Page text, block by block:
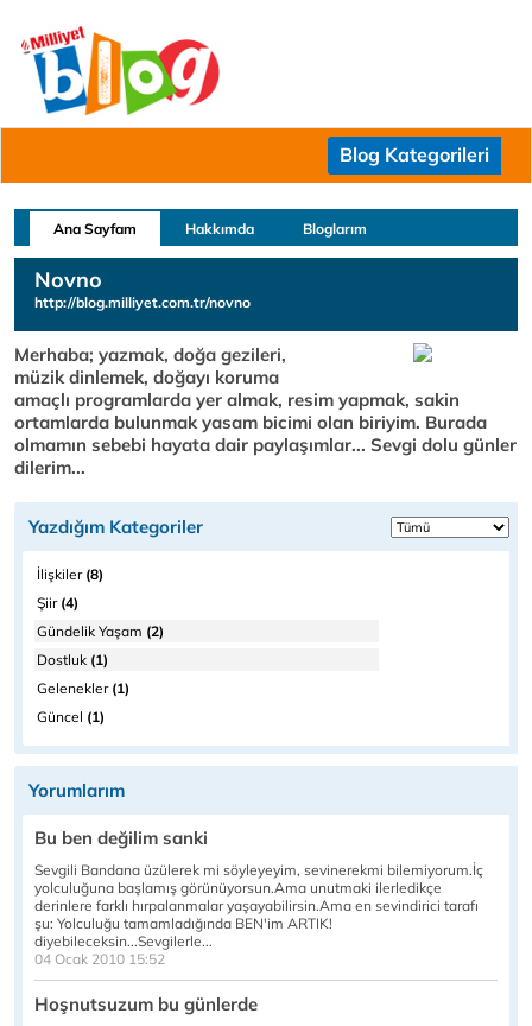
Blog Kategorileri
Ana Sayfam Hakkımda Bloglarım
Novno
http://blog.milliyet.com.tr/novno
Merhaba; yazmak, doğa gezileri,
müzik dinlemek, doğayı koruma
amaçlı programlarda yer almak, resim yapmak, sakin
ortamlarda bulunmak yasam bicimi olan biriyim. Burada
olmamın sebebi hayata dair paylaşımlar... Sevgi dolu günler
dilerim...
Yazdığım Kategoriler
İlişkiler(8)
Şiir(4)
Gündelik Yaşam (2)
Dostluk (1)
Gelenekler(1)
Güncel (1)
Yorumlarım
Bu ben değilim sanki
Sevgili Bandana üzülerek mi söyleyeyim, sevinerekmi bilemiyorum.İç
yolculuğuna başlamış görünüyorsun.Ama unutmaki ilerledikçe
derinlere farklı hırpalanmalar yaşayabilirsin.Ama en sevindirici tarafı
şu: Yolculuğu tamamladığında BEN'im ARTIK!
diyebileceksin...Sevgilerle...
04 Ocak 2010 15:52
Hoşnutsuzum bu günlerde